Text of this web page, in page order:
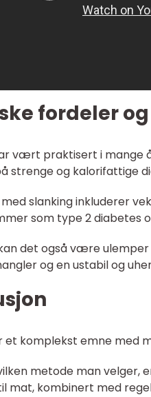
fordeler
vært praktisert i mange
strenge og kalorifattige
slanking inkluderer
som type 2 diabetes
det også være ulemper
og en ustabil og
et komplekst emne med
metode man velger,
mat, kombinert med